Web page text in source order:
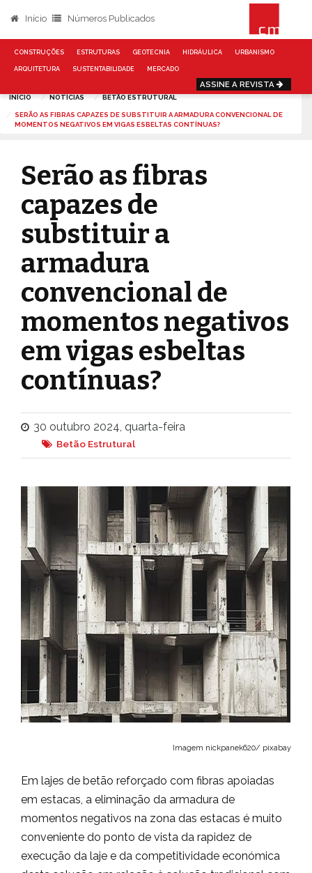
Início Números Publicados
CONSTRUÇÕES ESTRUTURAS GEOTECNIA HIDRÁULICA URBANISMO
ARQUITETURA SUSTENTABILIDADE MERCADO
ASSINE A REVISTA
INÍCIO NOTÍCIAS BETÃO ESTRUTURAL
SERÃO AS FIBRAS CAPAZES DE SUBSTITUIR A ARMADURA CONVENCIONAL DE
MOMENTOS NEGATIVOS EM VIGAS ESBELTAS CONTÍNUAS?
Serão as fibras
capazes de
substituir a
armadura
convencional de
momentos negativos
em vigas esbeltas
contínuas?
30 outubro 2024, quarta-feira
Betão Estrutural
Imagem nickpanek620/ pixabay
Em lajes de betão reforçado com fibras apoiadas
em estacas, a eliminação da armadura de
momentos negativos na zona das estacas é muito
conveniente do ponto de vista da rapidez de
execução da laje e da competitividade económica